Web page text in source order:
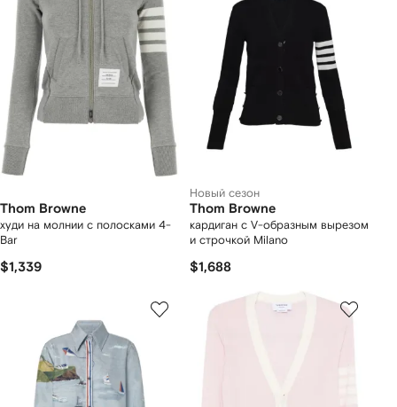
Thom Browne
худи на молнии с полосками 4-
Bar
$1,339
Новый сезон
Thom Browne
кардиган с V-образным вырезом
и строчкой Milano
$1,688